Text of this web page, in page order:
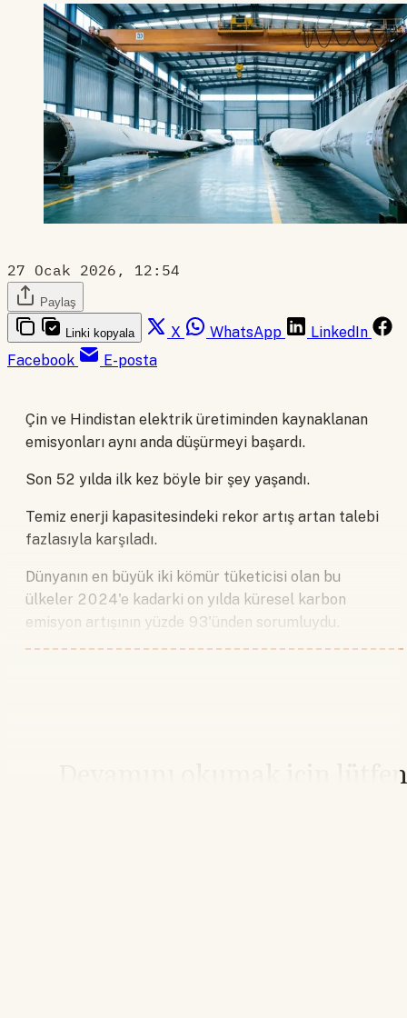
27 Ocak 2026, 12:54
Paylaş
Linki kopyala X WhatsApp
LinkedIn
Facebook
E-posta
Çin ve Hindistan elektrik üretiminden kaynaklanan
emisyonları aynı anda düşürmeyi başardı.
Son 52 yılda ilk kez böyle bir şey yaşandı.
Temiz enerji kapasitesindeki rekor artış artan talebi
fazlasıyla karşıladı.
Dünyanın en büyük iki kömür tüketicisi olan bu
ülkeler 2024'e kadarki on yılda küresel karbon
emisyon artışının yüzde 93'ünden sorumluydu.
Devamını okumak için lütfen